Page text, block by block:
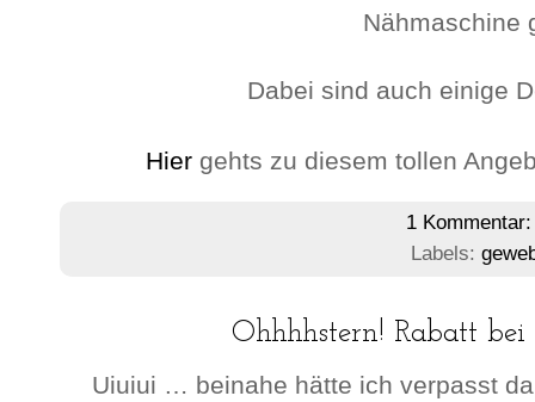
Nähmaschine
Dabei sind auch einige
Hier gehts zu diesem tollen
1
Labels:
Ohhhhstern! Rabatt bei
Uiuiui … beinahe hätte ich verpasst